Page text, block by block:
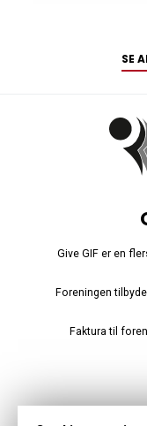
SE
Give GIF er en
Foreningen
Faktura til